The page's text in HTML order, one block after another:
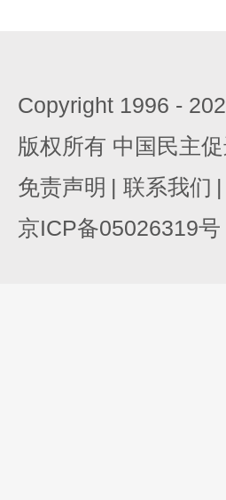
Copyright 1996 -
版权所有 中国民主
免责声明 | 联系我们 |
京ICP备05026319